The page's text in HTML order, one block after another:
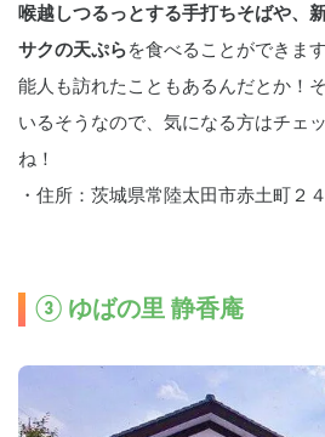
喉越しつるっとする手打ちそばや、
サクの天ぷら を食べることができま
能人も訪れたこともあるんだとか！
いるそうなので、気になる方はチェ
ね！
・住所：茨城県常陸太田市赤土町２
③ ゆばの里 静香庵